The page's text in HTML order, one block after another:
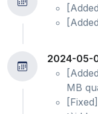
2024-05-
MB